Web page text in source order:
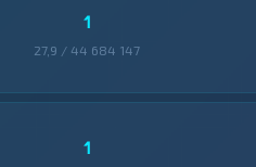
1
27,9 / 44 684 147
1